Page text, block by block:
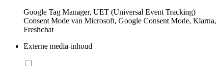
Google Tag Manager, UET (Universal Event Tracking)
Consent Mode van Microsoft, Google Consent Mode, Klarna,
Freshchat
Externe media-inhoud